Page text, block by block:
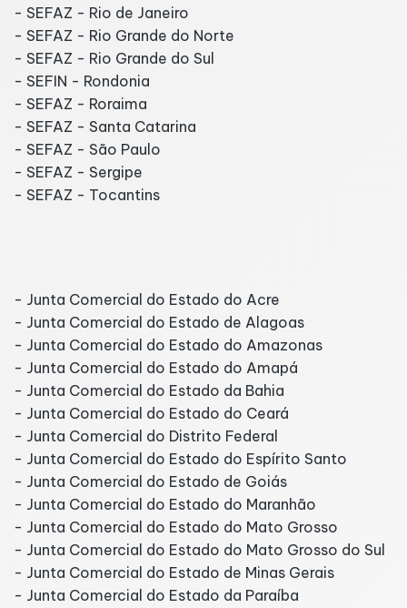
- SEFAZ - Rio de Janeiro
- SEFAZ - Rio Grande do Norte
- SEFAZ - Rio Grande do Sul
- SEFIN - Rondonia
- SEFAZ - Roraima
- SEFAZ - Santa Catarina
- SEFAZ - São Paulo
- SEFAZ - Sergipe
- SEFAZ - Tocantins
- Junta Comercial do Estado do Acre
- Junta Comercial do Estado de Alagoas
- Junta Comercial do Estado do Amazonas
- Junta Comercial do Estado do Amapá
- Junta Comercial do Estado da Bahia
- Junta Comercial do Estado do Ceará
- Junta Comercial do Distrito Federal
- Junta Comercial do Estado do Espírito Santo
- Junta Comercial do Estado de Goiás
- Junta Comercial do Estado do Maranhão
- Junta Comercial do Estado do Mato Grosso
- Junta Comercial do Estado do Mato Grosso do Sul
- Junta Comercial do Estado de Minas Gerais
- Junta Comercial do Estado da Paraíba